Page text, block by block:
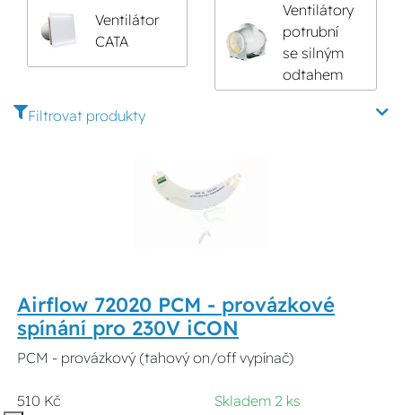
Ventilátor
CATA
Ventilátory
potrubní
se silným
odtahem
Filtrovat produkty
Airflow 72020 PCM - provázkové
spínání pro 230V iCON
PCM - provázkový (tahový on/off vypínač)
510 Kč
Skladem 2 ks